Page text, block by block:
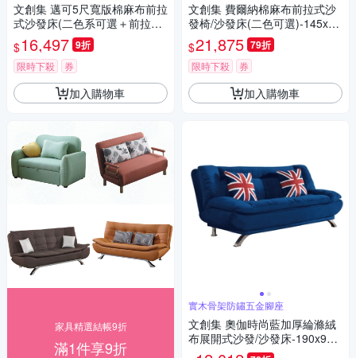
文創集 邁可5尺寬版棉麻布前拉
式沙發床(二色系可選＋前拉式
機能設計)-150x86x89cm免組
$16,497 9折
限時下殺 券
加入購物車
家具精選結帳9折
滿1件享9折
文創集 費爾納棉麻布前拉式沙
發椅/沙發床(二色可選)-145x90
x95cm免組
$21,875 79折
限時下殺 券
加入購物車
實木骨架防鏽五金腳座
文創集 奧伽時尚藍加厚綸滌絨
布展開式沙發/沙發床-190x96x
92cm免組